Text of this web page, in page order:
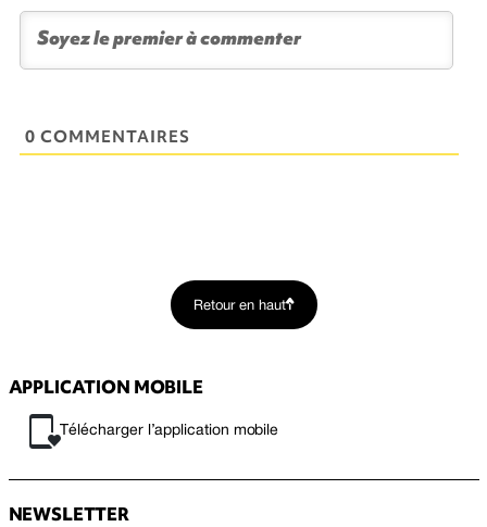
0 COMMENTAIRES
Retour en haut
APPLICATION MOBILE
Télécharger l’application mobile
NEWSLETTER